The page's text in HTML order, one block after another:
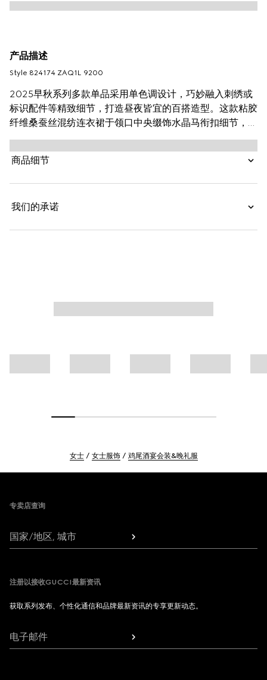
产品描述
Style ‎824174 ZAQ1L 9200
2025早秋系列多款单品采用单色调设计，巧妙融入刺绣或
标识配件等精致细节，打造昼夜皆宜的百搭造型。这款粘胶
纤维桑蚕丝混纺连衣裙于领口中央缀饰水晶马衔扣细节，尽
显优雅韵味。
商品细节
我们的承诺
女士 女士服饰 鸡尾酒宴会装&晚礼服
专卖店查询
国家/地区, 城市
注册以接收GUCCI最新资讯
获取系列发布、个性化通信和品牌最新资讯的专享更新动态。
电子邮件